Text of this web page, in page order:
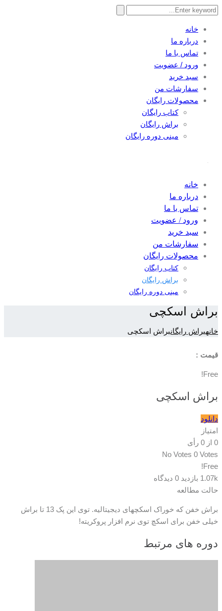
Search
خانه
درباره ما
تماس با ما
ورود / عضویت
سبد خرید
سفارشات من
محصولات رایگان
کتاب رایگان
براش رایگان
مینی دوره رایگان
خانه
درباره ما
تماس با ما
ورود / عضویت
سبد خرید
سفارشات من
محصولات رایگان
کتاب رایگان
براش رایگان
مینی دوره رایگان
براش اسکچی
خانهبراش رایگانبراش اسکچی
قیمت :
Free!
براش اسکچی
دانلود
امتیاز
0 از 0 رأی
No Votes 0 Votes
Free!
1.07k بازدید
حالت مطالعه
براش خفن که خوراک اسکچهای دیجیتالیه. توی این پک 13 تا براش
خیلی خفن برای اسکچ توی نرم افزار پروکریته!
دوره های مرتبط